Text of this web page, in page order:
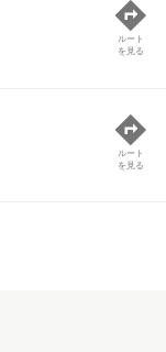
ルート
を見る
ルート
を見る